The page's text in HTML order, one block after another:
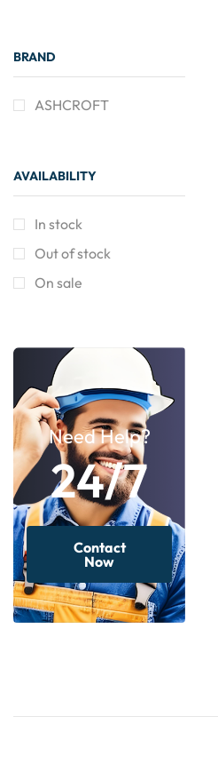
BRAND
ASHCROFT
AVAILABILITY
In stock
Out of stock
On sale
Need Help?
24/7
Contact
Now